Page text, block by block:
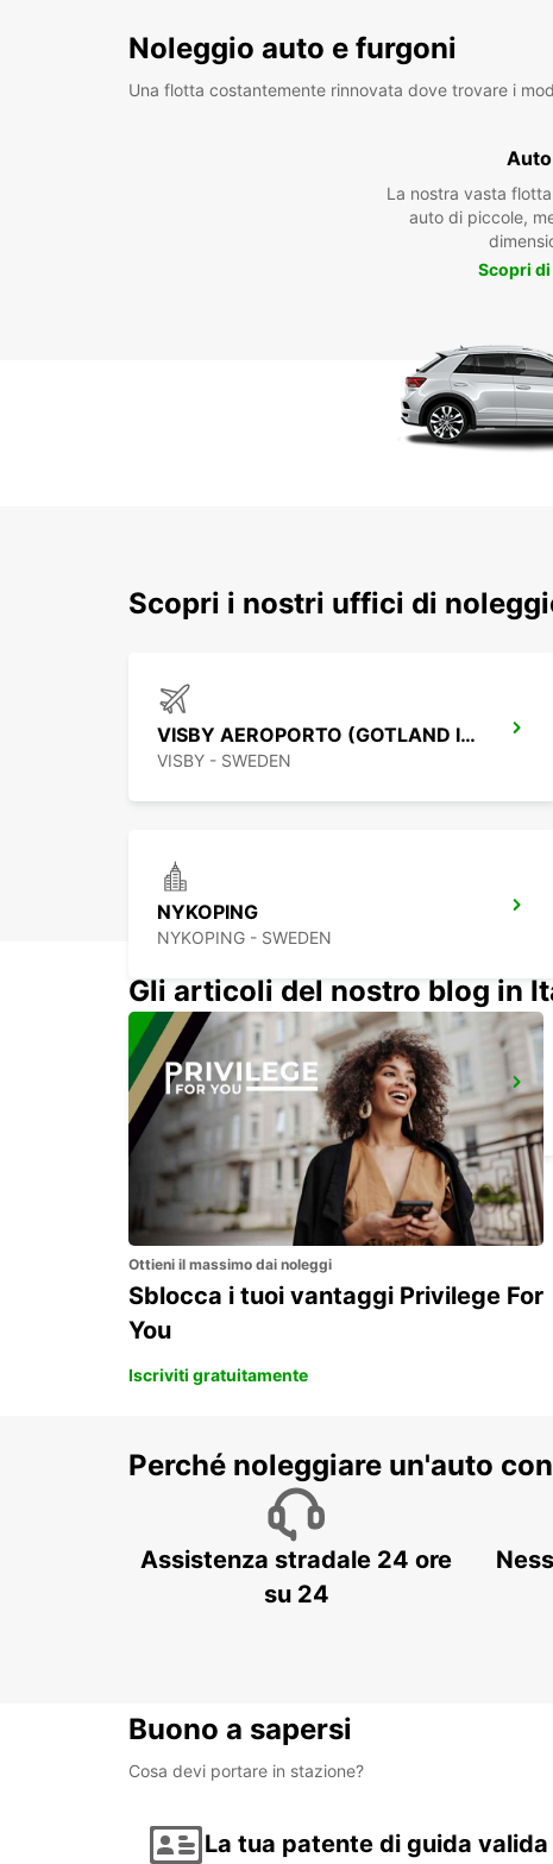
Noleggio auto e furgoni
Una flotta costantemente rinnovata dove trovare i
Auto
La nostra vasta
auto di piccole,
Scopri
Scopri i nostri uffici di
VISBY AEROPORTO (GOTLAND ISLAND)
VISBY - SWEDEN
NYKOPING
NYKOPING - SWEDEN
KALMAR
KALMAR - SWEDEN
Gli articoli del nostro blog in
Ottieni il massimo dai noleggi
Sblocca i tuoi vantaggi Privilege For
You
Iscriviti gratuitamente
Perché noleggiare un'auto
Assistenza stradale 24 ore
su 24
Buono a sapersi
Cosa devi portare in stazione?
La tua patente di guida valida